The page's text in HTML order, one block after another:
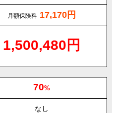
月額保険料 17,170円
1,500,480円
70%
なし